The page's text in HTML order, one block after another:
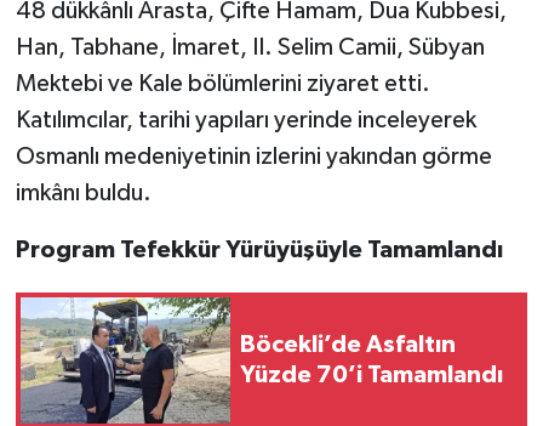
48 dükkânlı Arasta, Çifte Hamam, Dua Kubbesi,
Han, Tabhane, İmaret, II. Selim Camii, Sübyan
Mektebi ve Kale bölümlerini ziyaret etti.
Katılımcılar, tarihi yapıları yerinde inceleyerek
Osmanlı medeniyetinin izlerini yakından görme
imkânı buldu.
Program Tefekkür Yürüyüşüyle Tamamlandı
Böcekli’de Asfaltın
Yüzde 70’i Tamamlandı